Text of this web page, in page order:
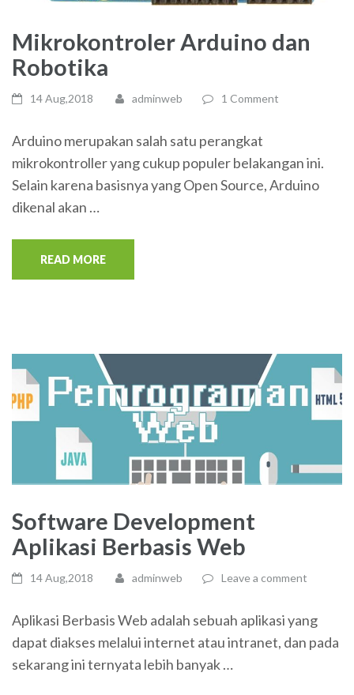
Mikrokontroler Arduino dan
Robotika
14 Aug,2018 adminweb 1 Comment
Arduino merupakan salah satu perangkat
mikrokontroller yang cukup populer belakangan ini.
Selain karena basisnya yang Open Source, Arduino
dikenal akan …
READ MORE
Software Development
Aplikasi Berbasis Web
14 Aug,2018 adminweb Leave a comment
Aplikasi Berbasis Web adalah sebuah aplikasi yang
dapat diakses melalui internet atau intranet, dan pada
sekarang ini ternyata lebih banyak …